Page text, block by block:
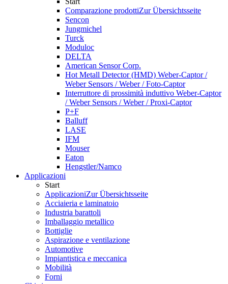
Comparazione prodottiZur Übersichtsseite
Sencon
Jungmichel
Turck
Moduloc
DELTA
American Sensor Corp.
Hot Metall Detector (HMD) Weber-Captor /
Weber Sensors / Weber / Foto-Captor
Interruttore di prossimità induttivo Weber-Captor
/ Weber Sensors / Weber / Proxi-Captor
P+F
Balluff
LASE
IFM
Mouser
Eaton
Hengstler/Namco
Applicazioni
Start
ApplicazioniZur Übersichtsseite
Acciaieria e laminatoio
Industria barattoli
Imballaggio metallico
Bottiglie
Aspirazione e ventilazione
Automotive
Impiantistica e meccanica
Mobilità
Forni